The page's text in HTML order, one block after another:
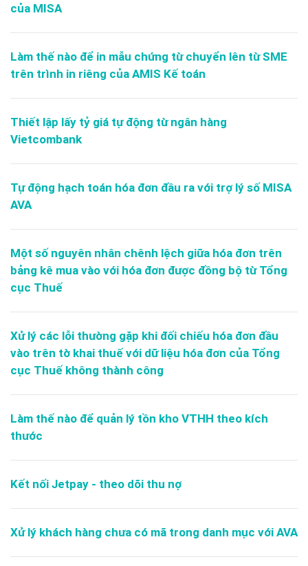
của MISA
Làm thế nào để in mẫu chứng từ chuyển lên từ SME
trên trình in riêng của AMIS Kế toán
Thiết lập lấy tỷ giá tự động từ ngân hàng
Vietcombank
Tự động hạch toán hóa đơn đầu ra với trợ lý số MISA
AVA
Một số nguyên nhân chênh lệch giữa hóa đơn trên
bảng kê mua vào với hóa đơn được đồng bộ từ Tổng
cục Thuế
Xử lý các lỗi thường gặp khi đối chiếu hóa đơn đầu
vào trên tờ khai thuế với dữ liệu hóa đơn của Tổng
cục Thuế không thành công
Làm thế nào để quản lý tồn kho VTHH theo kích
thước
Kết nối Jetpay - theo dõi thu nợ
Xử lý khách hàng chưa có mã trong danh mục với AVA